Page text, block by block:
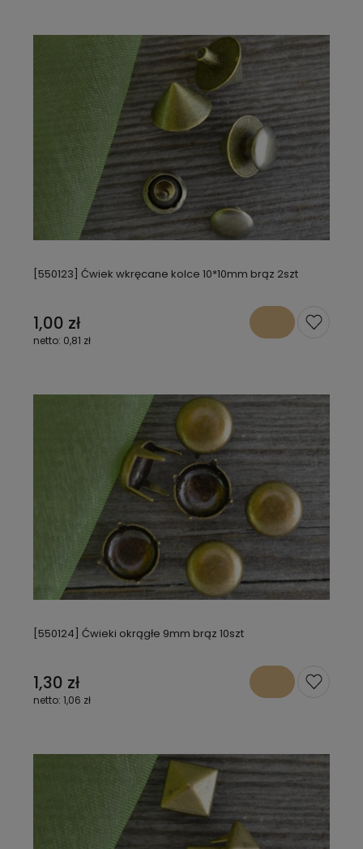
[550123] Ćwiek wkręcane kolce 10*10mm brąz 2szt
1,00 zł
0,81 zł
[550124] Ćwieki okrągłe 9mm brąz 10szt
1,30 zł
1,06 zł